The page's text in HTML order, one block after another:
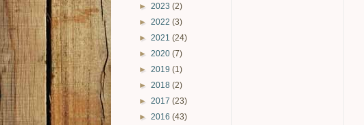
► 2023 (2)
► 2022 (3)
► 2021 (24)
► 2020 (7)
► 2019 (1)
► 2018 (2)
► 2017 (23)
► 2016 (43)